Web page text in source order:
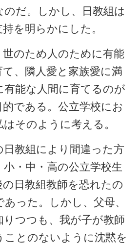
のだ。しかし、日教組は
を明らかにした。
のため人のために有能
、隣人愛と家族愛に満
有能な人間に育てるのが
である。公立学校にお
そのように考える。
教組により間違った方
・中・高の公立学校生
日教組教師を恐れたの
った。しかし、父母、
りつつも、我が子が教師
ことのないように沈黙を